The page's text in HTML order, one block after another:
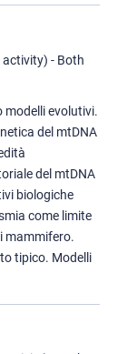
activity) - Both
modelli evolutivi.
del mtDNA
del mtDNA
biologiche
come limite
mammifero.
tipico. Modelli